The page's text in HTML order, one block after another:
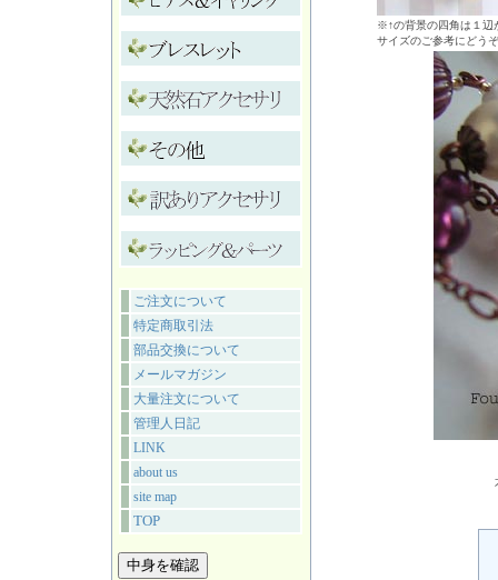
ご注文について
特定商取引法
部品交換について
メールマガジン
大量注文について
管理人日記
LINK
about us
site map
TOP
※↑の背景の四角は１辺
サイズのご参考にどう